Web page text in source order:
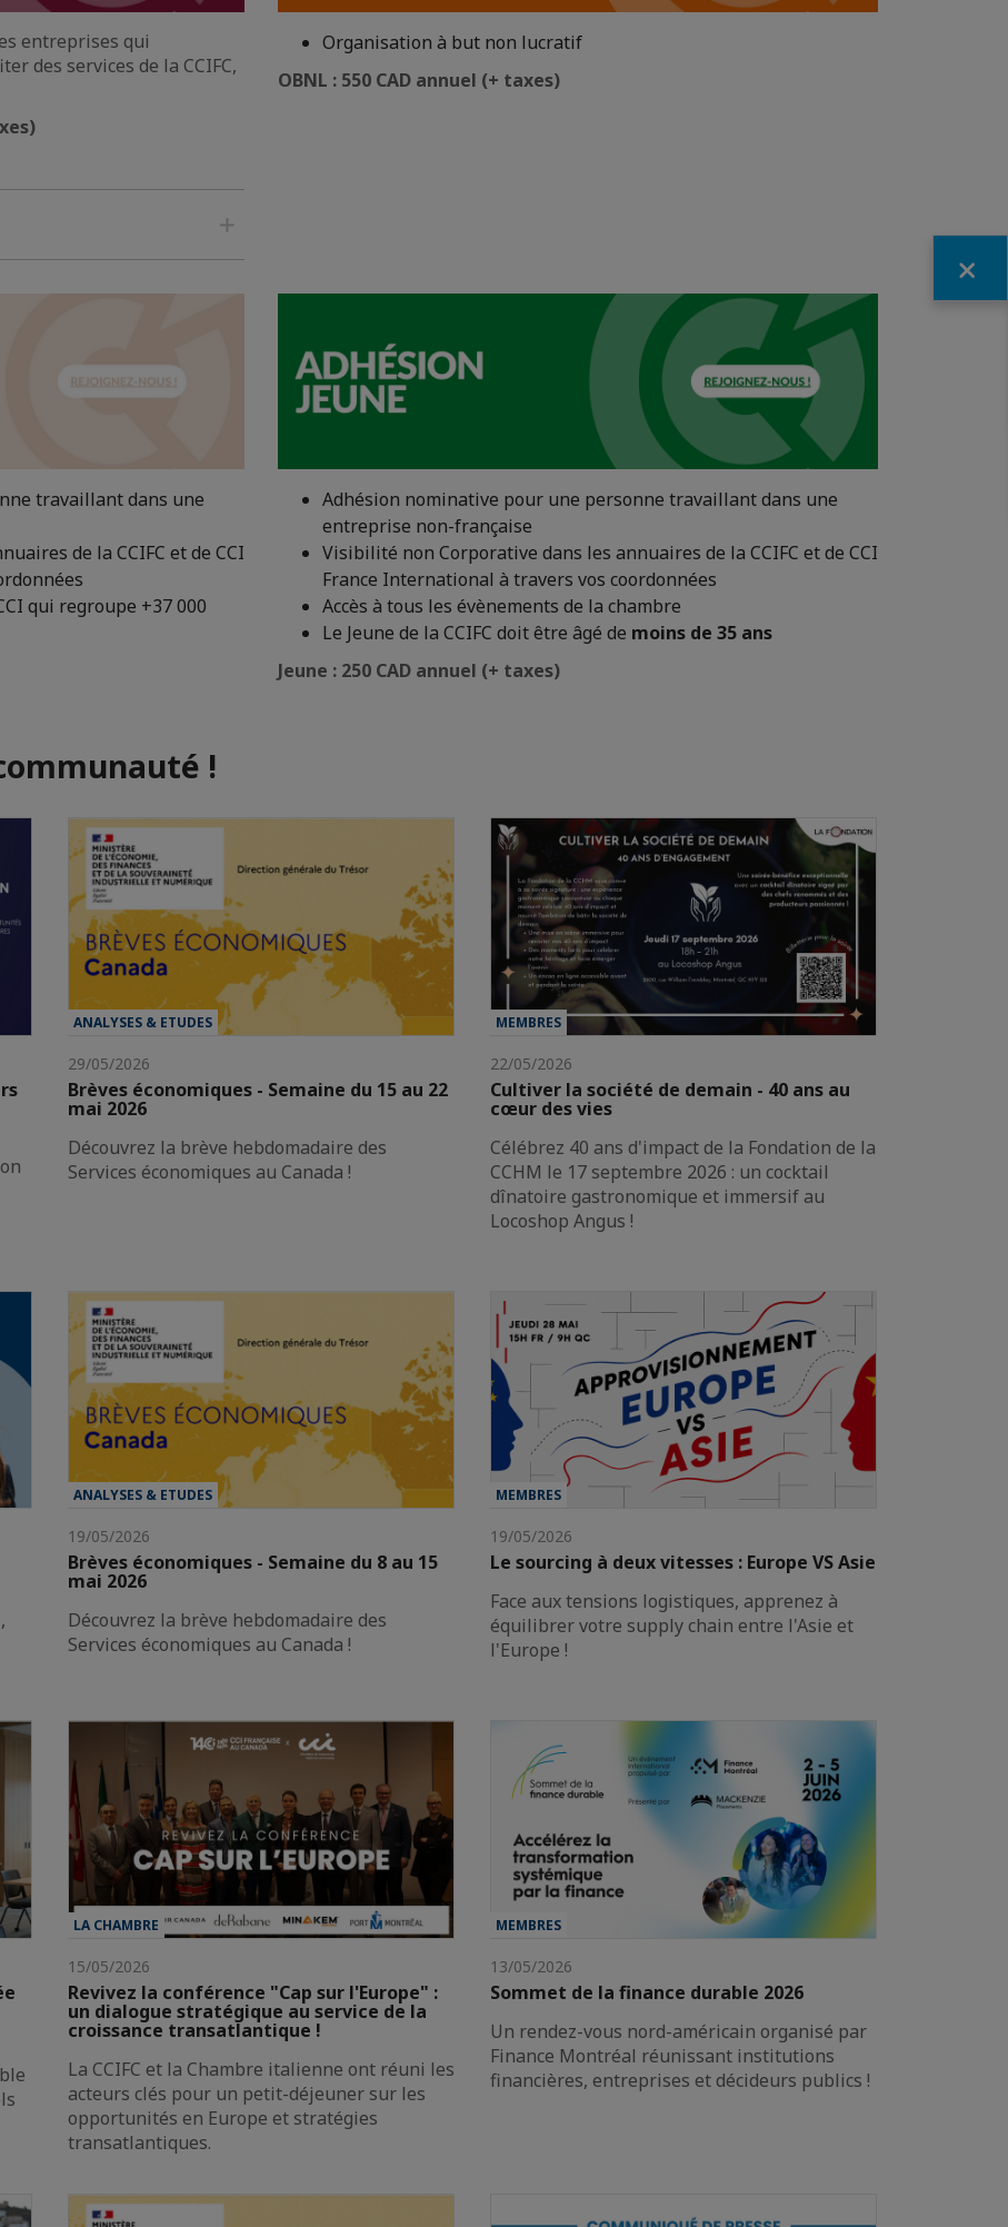
entreprises qui
des services de la CCIFC,
Organisation à but non lucratif
OBNL : 550 CAD annuel (+ taxes)
travaillant dans une
de la CCIFC et de CCI
qui regroupe +37 000
Adhésion nominative pour une personne travaillant dans une
entreprise non-française
Visibilité non Corporative dans les annuaires de la CCIFC et de CCI
France International à travers vos coordonnées
Accès à tous les évènements de la chambre
Le Jeune de la CCIFC doit être âgé de moins de 35 ans
Jeune : 250 CAD annuel (+ taxes)
!
ANALYSES & ETUDES
29/05/2026
Brèves économiques - Semaine du 15 au 22
mai 2026
Découvrez la brève hebdomadaire des
Services économiques au Canada !
MEMBRES
22/05/2026
Cultiver la société de demain - 40 ans au
cœur des vies
Célébrez 40 ans d'impact de la Fondation de la
CCHM le 17 septembre 2026 : un cocktail
dînatoire gastronomique et immersif au
Locoshop Angus !
ANALYSES & ETUDES
19/05/2026
Brèves économiques - Semaine du 8 au 15
mai 2026
Découvrez la brève hebdomadaire des
Services économiques au Canada !
MEMBRES
19/05/2026
Le sourcing à deux vitesses : Europe VS Asie
Face aux tensions logistiques, apprenez à
équilibrer votre supply chain entre l'Asie et
l'Europe !
LA CHAMBRE
15/05/2026
Revivez la conférence "Cap sur l'Europe" :
un dialogue stratégique au service de la
croissance transatlantique !
La CCIFC et la Chambre italienne ont réuni les
acteurs clés pour un petit-déjeuner sur les
opportunités en Europe et stratégies
transatlantiques.
MEMBRES
13/05/2026
Sommet de la finance durable 2026
Un rendez-vous nord-américain organisé par
Finance Montréal réunissant institutions
financières, entreprises et décideurs publics !